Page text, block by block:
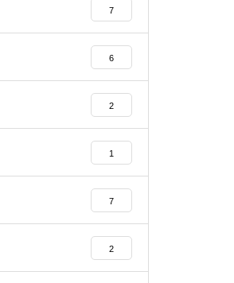
7
6
2
1
7
2